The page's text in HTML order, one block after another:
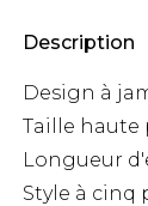
Description
Design à
Taille haute
Longueur
Style à cinq